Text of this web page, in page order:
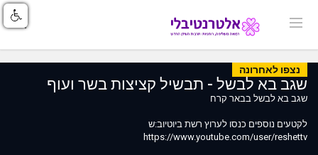
נצפו לאחרונה
שגב בא לבשל - תבשיל קציצות בשר ועוף
שגב בא לבשל בבאר קרח
לקטעים נוספים כנסו לערוץ רשת ביוטיוב:ש
https://www.youtube.com/user/reshettv